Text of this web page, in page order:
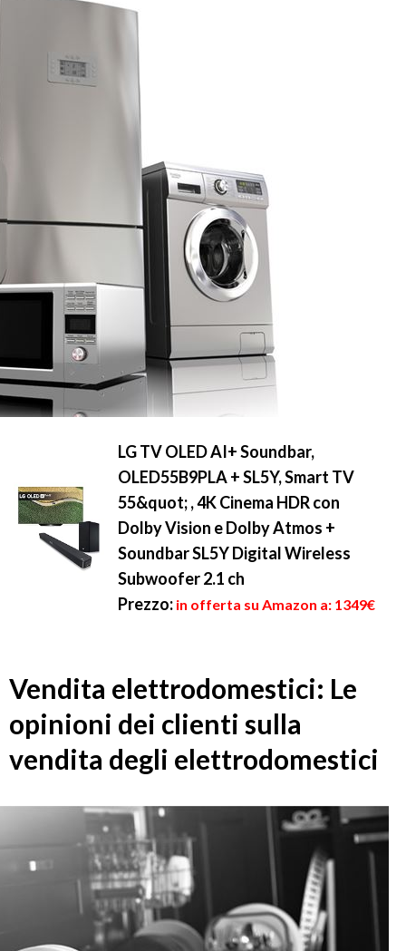
LG TV OLED AI+ Soundbar,
OLED55B9PLA + SL5Y, Smart TV
55&quot; , 4K Cinema HDR con
Dolby Vision e Dolby Atmos +
Soundbar SL5Y Digital Wireless
Subwoofer 2.1 ch
Prezzo: in offerta su Amazon a: 1349€
Vendita elettrodomestici: Le
opinioni dei clienti sulla
vendita degli elettrodomestici